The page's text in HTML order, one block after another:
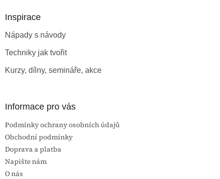
Inspirace
Nápady s návody
Techniky jak tvořit
Kurzy, dílny, semináře, akce
Informace pro vás
Podmínky ochrany osobních údajů
Obchodní podmínky
Doprava a platba
Napište nám
O nás